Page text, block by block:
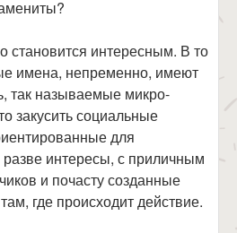
становится интересным. В то
имена, непременно, имеют
так называемые микро-
закусить социальные
для
интересы, с приличным
и почасту созданные
где происходит действие.